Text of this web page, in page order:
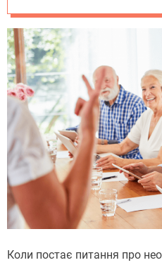
Коли постає питання про